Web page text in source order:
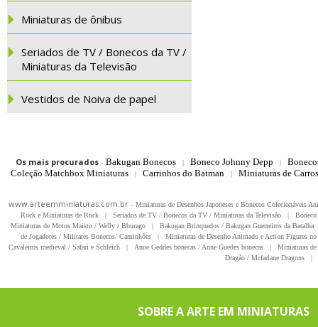
Miniaturas de ônibus
Seriados de TV / Bonecos da TV /
Miniaturas da Televisão
Vestidos de Noiva de papel
Os mais procurados- Bakugan Bonecos | Boneco Johnny Depp |
Coleção Matchbox Miniaturas
| Carrinhos do Batman | Miniaturas de
www.arteemminiaturas.com.br - Miniaturas de Desenhos Japoneses e Bonecos Colecionáveis
Rock e Miniaturas de Rock
| Seriados de TV / Bonecos da TV / Miniaturas da Televisão |
Miniaturas de Motos Maisto / Welly / Bburago
| Bakugan Brinquedos / Bakugan Guerreiros da Batalha
de Jogadores / Militares Bonecos/ Caminhões
|
Miniaturas de Desenho Animado e Action Figures
Cavaleiros medieval / Safari e Schleich
| Anne Geddes bonecas / Anne Guedes bonecas |
Miniaturas
Dragão / Mcfarlane Dragons
|
SOBRE A ARTE EM MINIATURAS